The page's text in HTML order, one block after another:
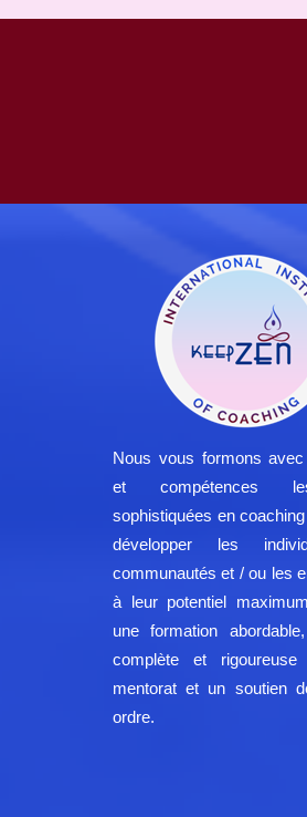
Nous vous formons
et compétences
sophistiquées en
développer les
communautés et / ou les
à leur potentiel
une formation
complète et
mentorat et un soutien
ordre.